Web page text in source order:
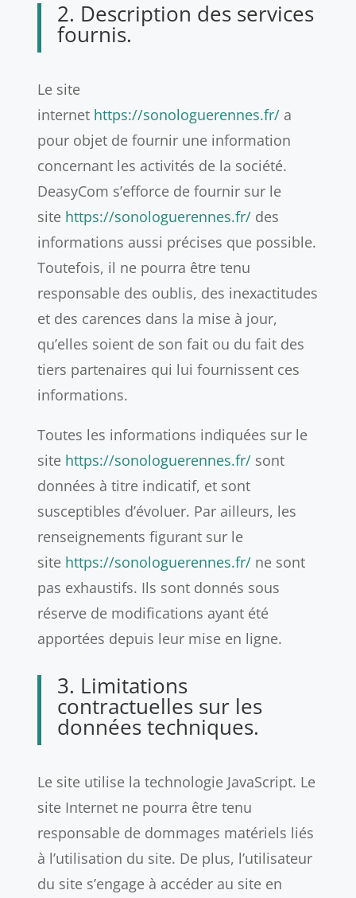
2. Description des services
fournis.
Le site
internet https://sonologuerennes.fr/ a
pour objet de fournir une information
concernant les activités de la société.
DeasyCom s’efforce de fournir sur le
site https://sonologuerennes.fr/ des
informations aussi précises que possible.
Toutefois, il ne pourra être tenu
responsable des oublis, des inexactitudes
et des carences dans la mise à jour,
qu’elles soient de son fait ou du fait des
tiers partenaires qui lui fournissent ces
informations.
Toutes les informations indiquées sur le
site https://sonologuerennes.fr/ sont
données à titre indicatif, et sont
susceptibles d’évoluer. Par ailleurs, les
renseignements figurant sur le
site https://sonologuerennes.fr/ ne sont
pas exhaustifs. Ils sont donnés sous
réserve de modifications ayant été
apportées depuis leur mise en ligne.
3. Limitations
contractuelles sur les
données techniques.
Le site utilise la technologie JavaScript. Le
site Internet ne pourra être tenu
responsable de dommages matériels liés
à l’utilisation du site. De plus, l’utilisateur
du site s’engage à accéder au site en